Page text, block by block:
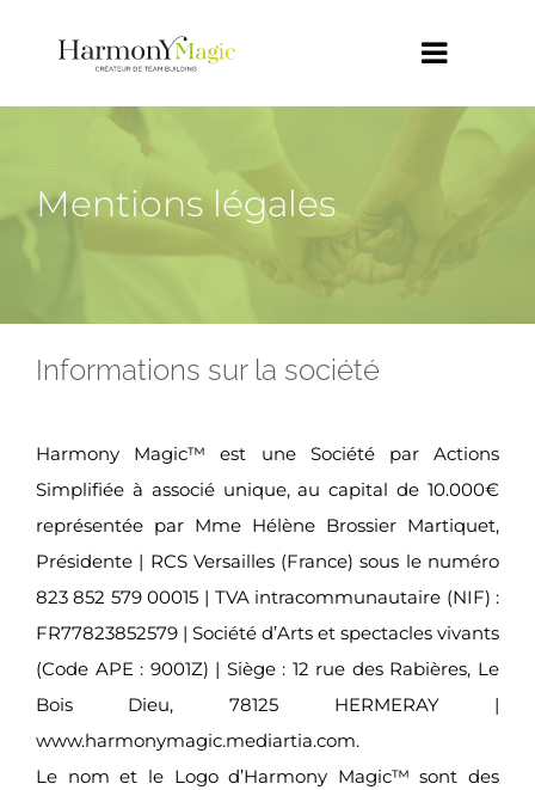
Toggle
NOS OFFRES
NOTRE EQUIPE
Mentions légales
Informations sur la société
Harmony Magic™ est une Société par Actions
Simplifiée à associé unique, au capital de 10.000€
représentée par Mme Hélène Brossier Martiquet,
Présidente | RCS Versailles (France) sous le numéro
823 852 579 00015 | TVA intracommunautaire (NIF) :
FR77823852579 | Société d’Arts et spectacles vivants
(Code APE : 9001Z) | Siège : 12 rue des Rabières, Le
Bois Dieu, 78125 HERMERAY |
www.harmonymagic.mediartia.com.
Le nom et le Logo d’Harmony Magic™ sont des